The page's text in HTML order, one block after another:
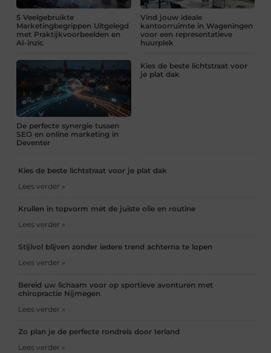
5 Veelgebruikte
Marketingbegrippen Uitgelegd
met Praktijkvoorbeelden en
AI-inzic
Vind jouw ideale
kantoorruimte in Wageningen
voor een representatieve
huurplek
De perfecte synergie tussen
SEO en online marketing in
Deventer
Kies de beste lichtstraat voor
je plat dak
Kies de beste lichtstraat voor je plat dak
Lees verder »
Krullen in topvorm met de juiste olie en routine
Lees verder »
Stijlvol blijven zonder iedere trend achterna te lopen
Lees verder »
Bereid uw lichaam voor op sportieve avonturen met
chiropractie Nijmegen
Lees verder »
Zo plan je de perfecte rondreis door Ierland
Lees verder »